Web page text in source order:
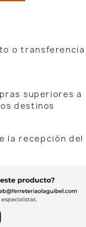
o transferencia
superiores a
destinos
la recepción del